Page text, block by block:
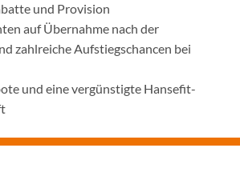
und Provision
auf Übernahme nach der
zahlreiche Aufstiegschancen bei
und eine vergünstigte Hansefit-